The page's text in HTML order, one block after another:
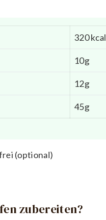
320 kcal
10g
12g
45g
(optional)
zubereiten?